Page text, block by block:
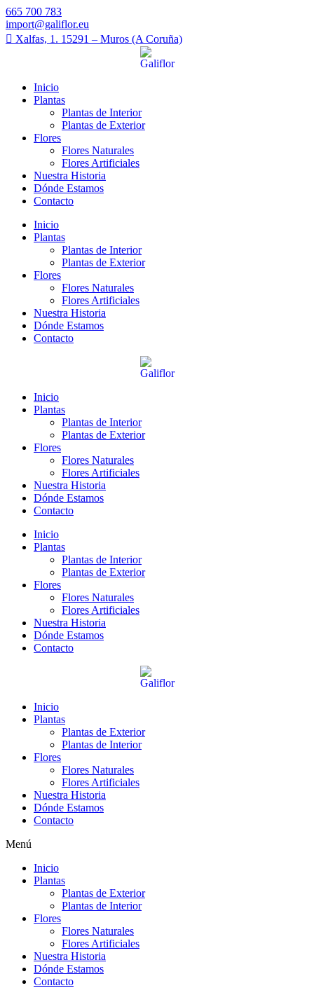
665 700 783
import@galiflor.eu
Xalfas, 1. 15291 – Muros (A Coruña)
Inicio
Plantas
Plantas de Interior
Plantas de Exterior
Flores
Flores Naturales
Flores Artificiales
Nuestra Historia
Dónde Estamos
Contacto
Inicio
Plantas
Plantas de Interior
Plantas de Exterior
Flores
Flores Naturales
Flores Artificiales
Nuestra Historia
Dónde Estamos
Contacto
Inicio
Plantas
Plantas de Interior
Plantas de Exterior
Flores
Flores Naturales
Flores Artificiales
Nuestra Historia
Dónde Estamos
Contacto
Inicio
Plantas
Plantas de Interior
Plantas de Exterior
Flores
Flores Naturales
Flores Artificiales
Nuestra Historia
Dónde Estamos
Contacto
Inicio
Plantas
Plantas de Exterior
Plantas de Interior
Flores
Flores Naturales
Flores Artificiales
Nuestra Historia
Dónde Estamos
Contacto
Menú
Inicio
Plantas
Plantas de Exterior
Plantas de Interior
Flores
Flores Naturales
Flores Artificiales
Nuestra Historia
Dónde Estamos
Contacto